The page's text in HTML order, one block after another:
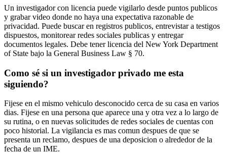
Un investigador con licencia puede vigilarlo desde puntos publicos
y grabar video donde no haya una expectativa razonable de
privacidad. Puede buscar en registros publicos, entrevistar a testigos
dispuestos, monitorear redes sociales publicas y entregar
documentos legales. Debe tener licencia del New York Department
of State bajo la General Business Law § 70.
Como sé si un investigador privado me esta
siguiendo?
Fijese en el mismo vehiculo desconocido cerca de su casa en varios
dias. Fijese en una persona que aparece una y otra vez a lo largo de
su rutina, o en nuevas solicitudes de redes sociales de cuentas con
poco historial. La vigilancia es mas comun despues de que se
presenta un reclamo, despues de una deposicion o alrededor de la
fecha de un IME.